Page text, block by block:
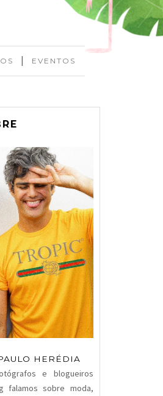
| EVENTOS
HERÉDIA
e blogueiros
falamos sobre moda,